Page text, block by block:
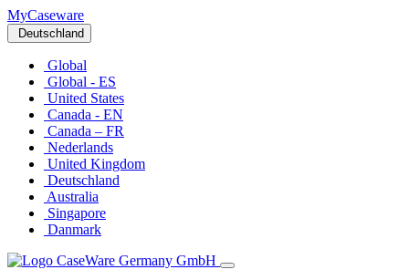
MyCaseware
Deutschland
Global
Global - ES
United States
Canada - EN
Canada – FR
Nederlands
United Kingdom
Deutschland
Australia
Singapore
Danmark